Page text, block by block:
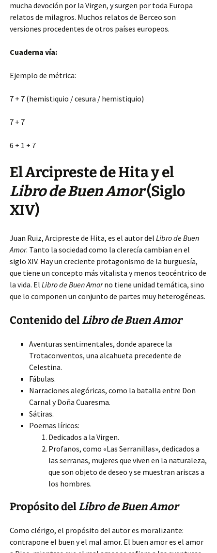
mucha devoción por la Virgen, y surgen por toda Europa
relatos de milagros. Muchos relatos de Berceo son
versiones procedentes de otros países europeos.
Cuaderna vía:
Ejemplo de métrica:
7 + 7 (hemistiquio / cesura / hemistiquio)
7 + 7
6 + 1 + 7
El Arcipreste de Hita y el
Libro de Buen Amor(Siglo
XIV)
Juan Ruiz, Arcipreste de Hita, es el autor del Libro de Buen
Amor. Tanto la sociedad como la clerecía cambian en el
siglo XIV. Hay un creciente protagonismo de la burguesía,
que tiene un concepto más vitalista y menos teocéntrico de
la vida. El Libro de Buen Amorno tiene unidad temática, sino
que lo componen un conjunto de partes muy heterogéneas.
Contenido delLibro de Buen Amor
Aventuras sentimentales, donde aparece la
Trotaconventos, una alcahueta precedente de
Celestina.
Fábulas.
Narraciones alegóricas, como la batalla entre Don
Carnal y Doña Cuaresma.
Sátiras.
Poemas líricos:
Dedicados a la Virgen.
Profanos, como «Las Serranillas», dedicados a
las serranas, mujeres que viven en la naturaleza,
que son objeto de deseo y se muestran ariscas a
los hombres.
Propósito delLibro de Buen Amor
Como clérigo, el propósito del autor es moralizante:
contrapone el buen y el mal amor. El buen amor es el amor